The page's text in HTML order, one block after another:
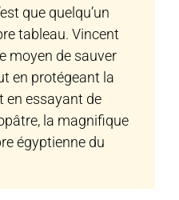
que quelqu’un
tableau. Vincent
moyen de sauver
en protégeant la
en essayant de
la magnifique
égyptienne du